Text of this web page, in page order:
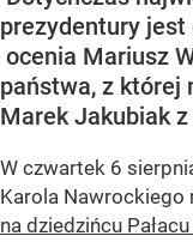
prezydentury jest
ocenia Mariusz
państwa, z której
Marek Jakubiak
W czwartek 6
Karola Nawrockiego
na dziedzińcu